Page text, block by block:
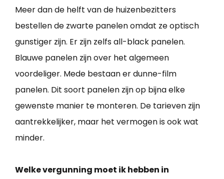
Meer dan de helft van de huizenbezitters
bestellen de zwarte panelen omdat ze optisch
gunstiger zijn. Er zijn zelfs all-black panelen.
Blauwe panelen zijn over het algemeen
voordeliger. Mede bestaan er dunne-film
panelen. Dit soort panelen zijn op bijna elke
gewenste manier te monteren. De tarieven zijn
aantrekkelijker, maar het vermogen is ook wat
minder.
Welke vergunning moet ik hebben in